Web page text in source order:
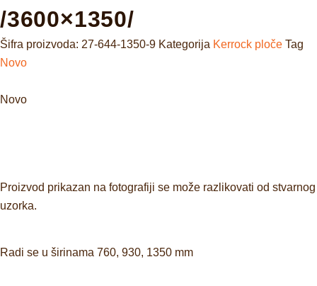
/3600×1350/
Šifra proizvoda: 27-644-1350-9 Kategorija Kerrock ploče Tag
Novo
Novo
Proizvod prikazan na fotografiji se može razlikovati od stvarnog
uzorka.
Radi se u širinama 760, 930, 1350 mm